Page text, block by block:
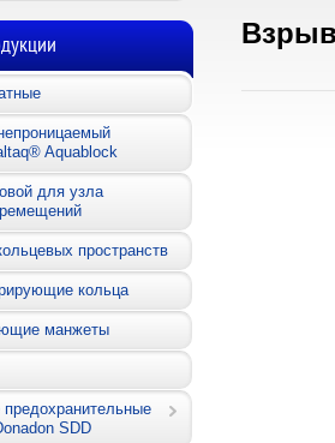
Aquablock
для узла
пространств
кольца
манжеты
SDD